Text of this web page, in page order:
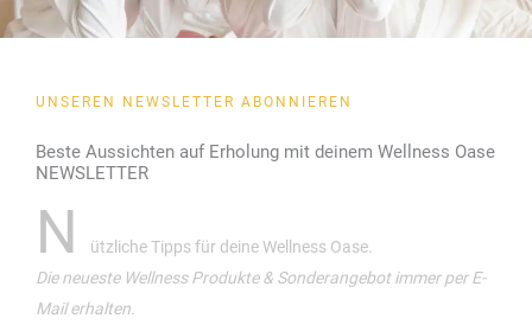
UNSEREN NEWSLETTER ABONNIEREN
Beste Aussichten auf Erholung mit deinem Wellness Oase
NEWSLETTER
N
ützliche Tipps für deine Wellness Oase.
Die neueste Wellness Produkte & Sonderangebot immer per E-
Mail erhalten.